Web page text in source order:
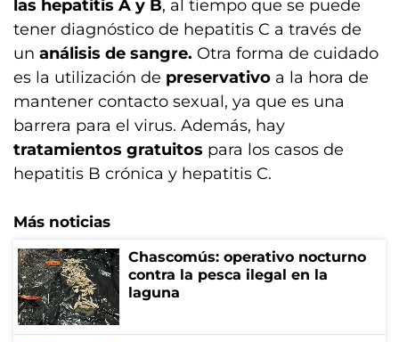
las hepatitis A y B, al tiempo que se puede
tener diagnóstico de hepatitis C a través de
un análisis de sangre. Otra forma de cuidado
es la utilización de preservativo a la hora de
mantener contacto sexual, ya que es una
barrera para el virus. Además, hay
tratamientos gratuitos para los casos de
hepatitis B crónica y hepatitis C.
Más noticias
Chascomús: operativo nocturno
contra la pesca ilegal en la
laguna